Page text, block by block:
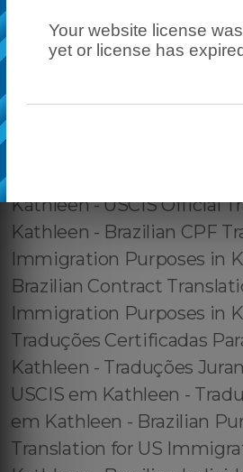
Your website license
yet or license has